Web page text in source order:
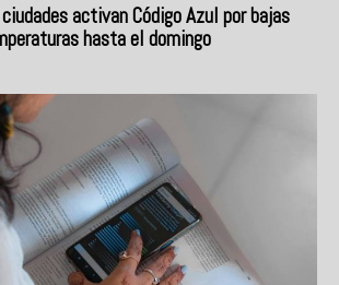
activan Código Azul por bajas
hasta el domingo